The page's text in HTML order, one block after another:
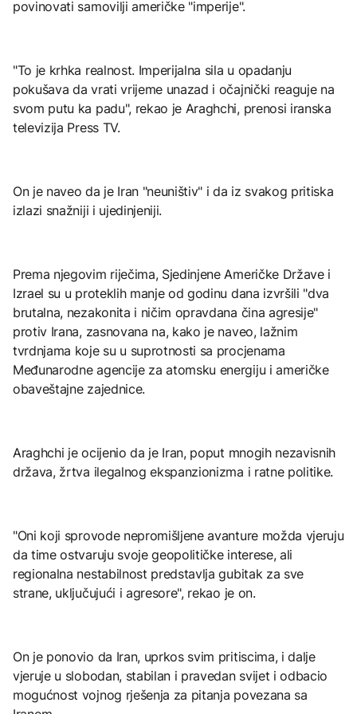
povinovati samovilji američke "imperije".
"To je krhka realnost. Imperijalna sila u opadanju
pokušava da vrati vrijeme unazad i očajnički reaguje na
svom putu ka padu", rekao je Araghchi, prenosi iranska
televizija Press TV.
On je naveo da je Iran "neuništiv" i da iz svakog pritiska
izlazi snažniji i ujedinjeniji.
Prema njegovim riječima, Sjedinjene Američke Države i
Izrael su u proteklih manje od godinu dana izvršili "dva
brutalna, nezakonita i ničim opravdana čina agresije"
protiv Irana, zasnovana na, kako je naveo, lažnim
tvrdnjama koje su u suprotnosti sa procjenama
Međunarodne agencije za atomsku energiju i američke
obaveštajne zajednice.
Araghchi je ocijenio da je Iran, poput mnogih nezavisnih
država, žrtva ilegalnog ekspanzionizma i ratne politike.
"Oni koji sprovode nepromišljene avanture možda vjeruju
da time ostvaruju svoje geopolitičke interese, ali
regionalna nestabilnost predstavlja gubitak za sve
strane, uključujući i agresore", rekao je on.
On je ponovio da Iran, uprkos svim pritiscima, i dalje
vjeruje u slobodan, stabilan i pravedan svijet i odbacio
mogućnost vojnog rješenja za pitanja povezana sa